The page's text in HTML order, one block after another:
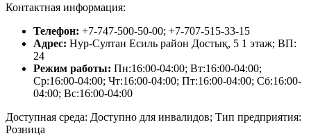
Контактная информация:
Телефон: +7-747-500-50-00; +7-707-515-33-15
Адрес: Нур-Султан Есиль район Достық, 5 1 этаж; ВП:
24
Режим работы: Пн:16:00-04:00; Вт:16:00-04:00;
Ср:16:00-04:00; Чт:16:00-04:00; Пт:16:00-04:00; Сб:16:00-
04:00; Вс:16:00-04:00
Доступная среда: Доступно для инвалидов; Тип предприятия:
Розница